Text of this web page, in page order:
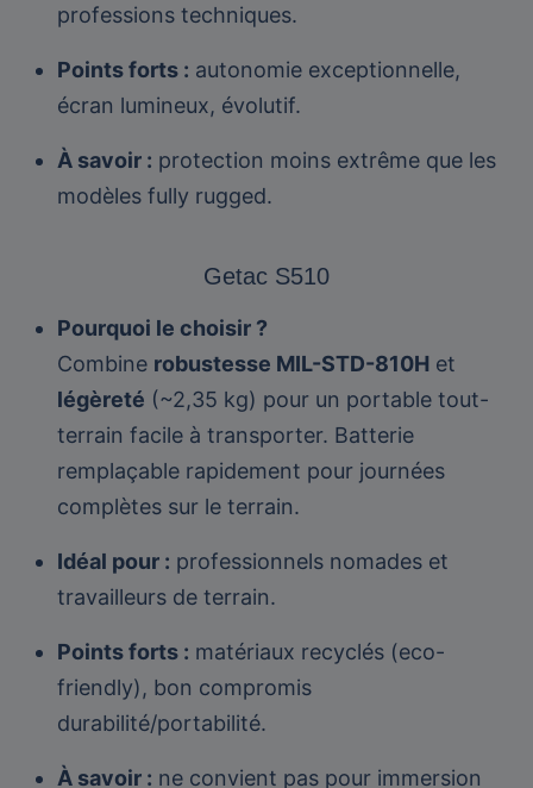
professions techniques.
Points forts : autonomie exceptionnelle,
écran lumineux, évolutif.
À savoir : protection moins extrême que les
modèles fully rugged.
Getac S510
Pourquoi le choisir ?
Combine robustesse MIL-STD-810H et
légèreté (~2,35 kg) pour un portable tout-
terrain facile à transporter. Batterie
remplaçable rapidement pour journées
complètes sur le terrain.
Idéal pour : professionnels nomades et
travailleurs de terrain.
Points forts : matériaux recyclés (eco-
friendly), bon compromis
durabilité/portabilité.
À savoir : ne convient pas pour immersion